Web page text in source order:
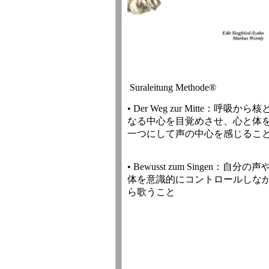
Suraleitung Methode®
• Der Weg zur Mitte：呼吸から核と
なる中心を目覚めさせ、心と体
一つにして声の中心を感じること
• Bewusst zum Singen：自分の声
体を意識的にコントロールしな
ら歌うこと